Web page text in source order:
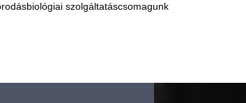
szolgáltatáscsomagunk